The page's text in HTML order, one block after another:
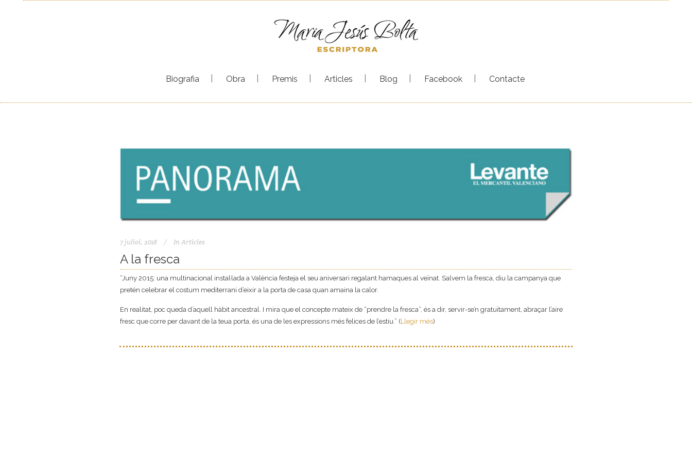
Biografia Obra Premis Articles Blog Facebook Contacte
7 juliol, 2018 In Articles
A la fresca
“Juny 2015: una multinacional instal·lada a València festeja el seu aniversari regalant hamaques al veïnat. Salvem la fresca, diu la campanya que
pretén celebrar el costum mediterrani d’eixir a la porta de casa quan amaina la calor.
En realitat, poc queda d’aquell hàbit ancestral. I mira que el concepte mateix de “prendre la fresca”, és a dir, servir-se’n gratuïtament, abraçar l’aire
fresc que corre per davant de la teua porta, és una de les expressions més felices de l’estiu.” (Llegir més)